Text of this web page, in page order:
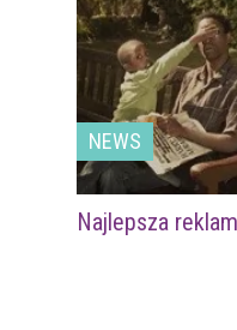
NEWS
Najlepsza